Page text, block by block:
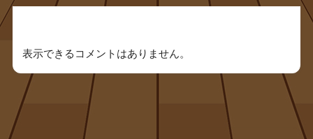
表示できるコメントはありません。